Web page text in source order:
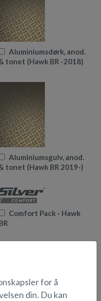
Aluminiumsdørk, anod.
tonet (Hawk BR -2018)
Aluminiumsgulv, anod.
tonet (Hawk BR 2019-)
Comfort Pack - Hawk
for å
din. Du kan